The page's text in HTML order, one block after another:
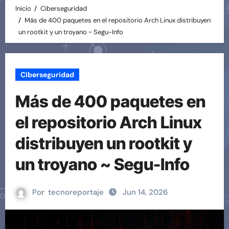
Inicio
Ciberseguridad
Más de 400 paquetes en el repositorio Arch Linux distribuyen
un rootkit y un troyano ~ Segu-Info
Ciberseguridad
Más de 400 paquetes en
el repositorio Arch Linux
distribuyen un rootkit y
un troyano ~ Segu-Info
Por tecnoreportaje Jun 14, 2026